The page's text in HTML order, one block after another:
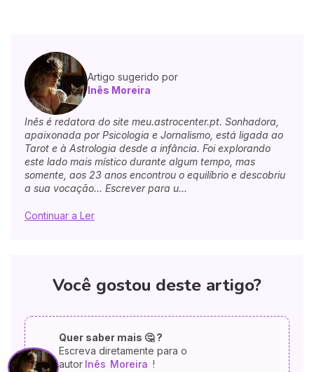
Artigo sugerido por
Inês Moreira
Inês é redatora do site meu.astrocenter.pt. Sonhadora,
apaixonada por Psicologia e Jornalismo, está ligada ao
Tarot e à Astrologia desde a infância. Foi explorando
este lado mais místico durante algum tempo, mas
somente, aos 23 anos encontrou o equilíbrio e descobriu
a sua vocação... Escrever para u...
Continuar a Ler
Você gostou deste artigo?
Quer saber mais 🤔 ?
Escreva diretamente para o
autor Inês Moreira !